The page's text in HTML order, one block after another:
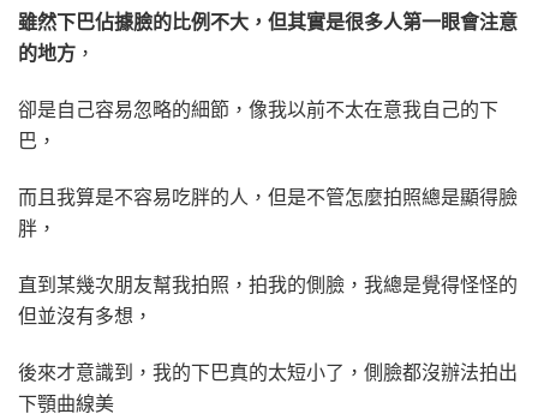
雖然下巴佔據臉的比例不大，但其實是很多人第一眼會注意
的地方 ，
卻是自己容易忽略的細節，像我以前不太在意我自己的下
巴，
而且我算是不容易吃胖的人，但是不管怎麼拍照總是顯得臉
胖，
直到某幾次朋友幫我拍照，拍我的側臉，我總是覺得怪怪的
但並沒有多想，
後來才意識到，我的下巴真的太短小了，側臉都沒辦法拍出
下顎曲線美